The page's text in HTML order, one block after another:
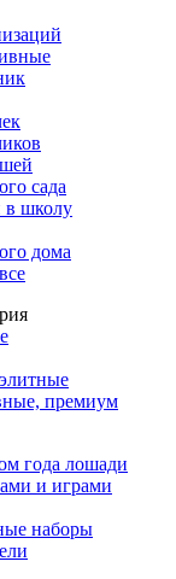
сада
в школу
дома
премиум
года лошади
и играми
наборы